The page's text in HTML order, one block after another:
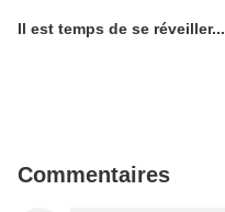
Il est temps de se réveiller...
Commentaires